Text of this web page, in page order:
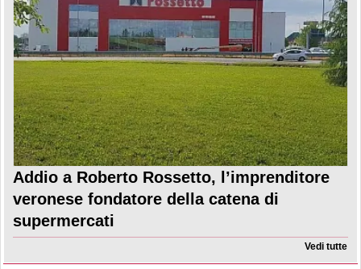
Addio a Roberto Rossetto, l’imprenditore
veronese fondatore della catena di
supermercati
Vedi tutte